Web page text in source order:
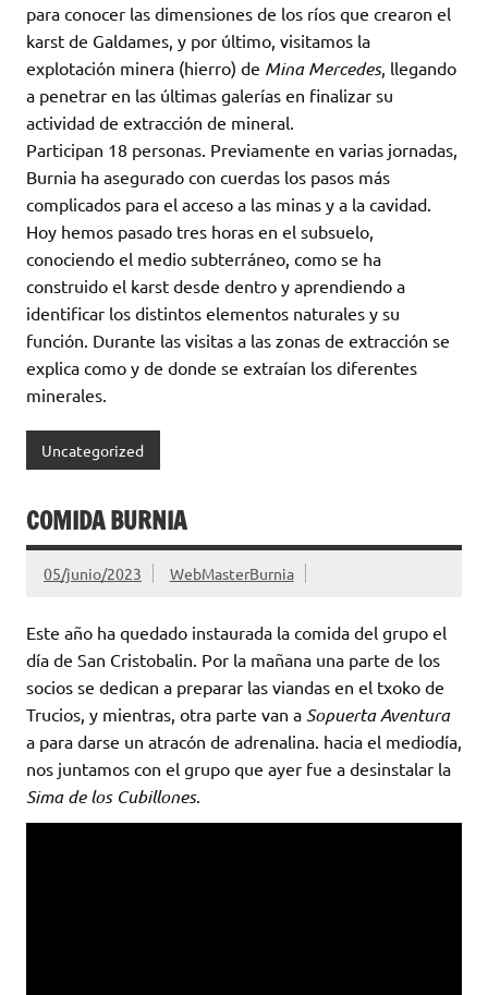
para conocer las dimensiones de los ríos que crearon el
karst de Galdames, y por último, visitamos la
explotación minera (hierro) de Mina Mercedes, llegando
a penetrar en las últimas galerías en finalizar su
actividad de extracción de mineral.
Participan 18 personas. Previamente en varias jornadas,
Burnia ha asegurado con cuerdas los pasos más
complicados para el acceso a las minas y a la cavidad.
Hoy hemos pasado tres horas en el subsuelo,
conociendo el medio subterráneo, como se ha
construido el karst desde dentro y aprendiendo a
identificar los distintos elementos naturales y su
función. Durante las visitas a las zonas de extracción se
explica como y de donde se extraían los diferentes
minerales.
Uncategorized
COMIDA BURNIA
05/junio/2023 WebMasterBurnia
Este año ha quedado instaurada la comida del grupo el
día de San Cristobalin. Por la mañana una parte de los
socios se dedican a preparar las viandas en el txoko de
Trucios, y mientras, otra parte van a Sopuerta Aventura
a para darse un atracón de adrenalina. hacia el mediodía,
nos juntamos con el grupo que ayer fue a desinstalar la
Sima de los Cubillones.